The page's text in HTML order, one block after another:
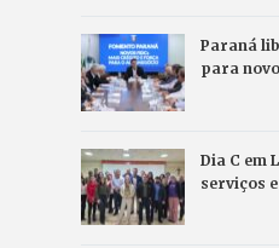
Paraná
para
Dia C em
serviços